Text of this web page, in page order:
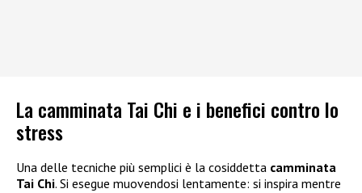
La camminata Tai Chi e i benefici contro lo
stress
Una delle tecniche più semplici è la cosiddetta camminata
Tai Chi. Si esegue muovendosi lentamente: si inspira mentre